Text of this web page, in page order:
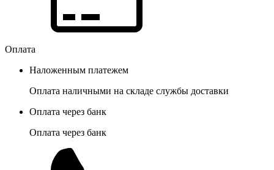
Оплата
Наложенным платежем
Оплата наличными на складе службы доставки
Оплата через банк
Оплата через банк